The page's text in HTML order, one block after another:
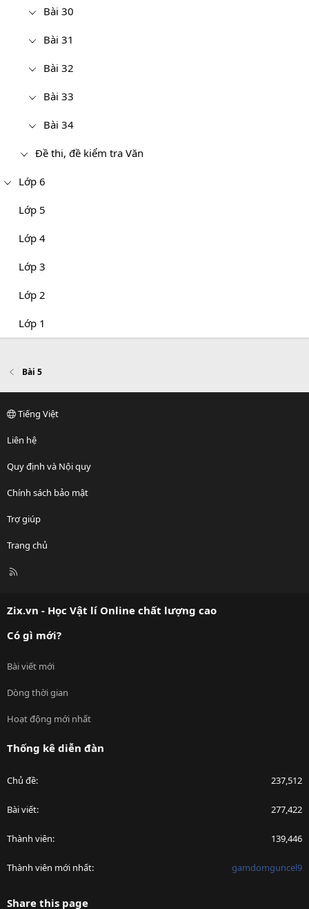
Bài 30
Bài 31
Bài 32
Bài 33
Bài 34
Đề thi, đề kiểm tra Văn
Lớp 6
Lớp 5
Lớp 4
Lớp 3
Lớp 2
Lớp 1
Bài 5
Tiếng Việt
Liên hệ
Quy định và Nội quy
Chính sách bảo mật
Trợ giúp
Trang chủ
R
Zix.vn - Học Vật lí Online chất lượng cao
Có gì mới?
Bài viết mới
Dòng thời gian
Hoạt động mới nhất
Thống kê diễn đàn
Chủ đề 237,512
Bài viết 277,422
Thành viên 139,446
Thành viên mới nhất gamdomguncel9
Share this page